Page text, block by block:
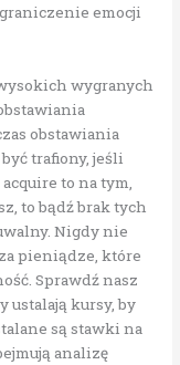
emocji
wygranych
obstawiania
trafiony, jeśli
to na tym,
to bądź brak tych
Nigdy nie
pieniądze, które
Sprawdź nasz
ustalają kursy, by
są stawki na
analizę